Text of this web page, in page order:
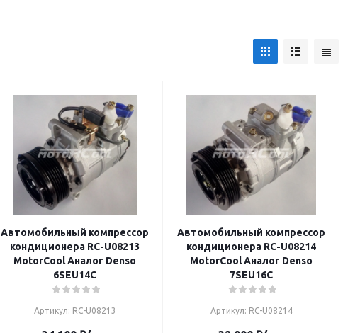
Автомобильный компрессор
кондиционера RC-U08213
MotorCool Аналог Denso
6SEU14C
Артикул: RC-U08213
Автомобильный компрессор
кондиционера RC-U08214
MotorCool Аналог Denso
7SEU16C
Артикул: RC-U08214